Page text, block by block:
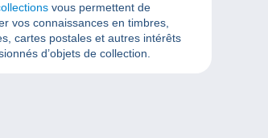
vous permettent de
vos connaissances en timbres,
cartes postales et autres intérêts
d’objets de collection.